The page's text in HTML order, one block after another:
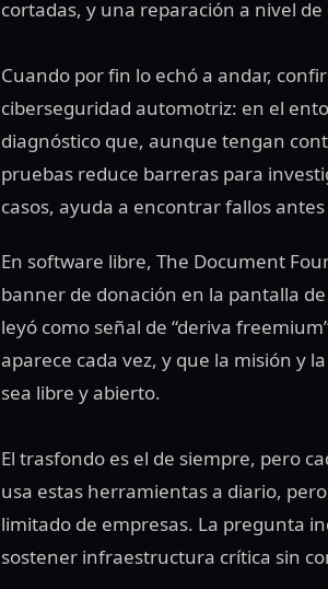
cortadas, y una reparación a nivel
Cuando por fin lo echó a andar,
ciberseguridad automotriz: en el
diagnóstico que, aunque tengan
pruebas reduce barreras para
casos, ayuda a encontrar fallos
En software libre, The Document
banner de donación en la pantalla
leyó como señal de “deriva
aparece cada vez, y que la misión y
sea libre y abierto.
El trasfondo es el de siempre, pero
usa estas herramientas a diario,
limitado de empresas. La pregunta
sostener infraestructura crítica sin